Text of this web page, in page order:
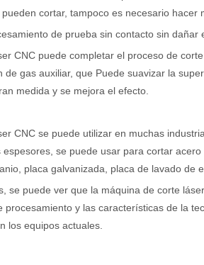
internacional manteniendo el
cortar, tampoco es necesario hacer
de prueba sin contacto sin dañar
CNC puede completar el proceso de
de gas auxiliar, que Puede suavizar la
medida y se mejora el efecto.
CNC se puede utilizar en muchas
espesores, se puede usar para cortar
placa galvanizada, placa de lavado de
se puede ver que la máquina de corte
procesamiento y las características de la
los equipos actuales.